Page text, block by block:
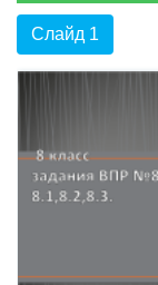
Слайд 1